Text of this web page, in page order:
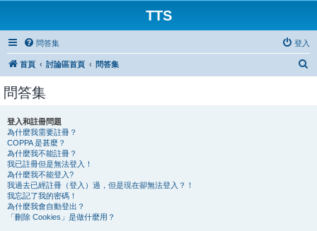
TTS
問答集 登入
首頁 討論區首頁 問答集
問答集
登入和註冊問題
為什麼我需要註冊？
COPPA 是甚麼？
為什麼我不能註冊？
我已註冊但是無法登入！
為什麼我不能登入?
我過去已經註冊（登入）過，但是現在卻無法登入？！
我忘記了我的密碼！
為什麼我會自動登出？
「刪除 Cookies」是做什麼用？